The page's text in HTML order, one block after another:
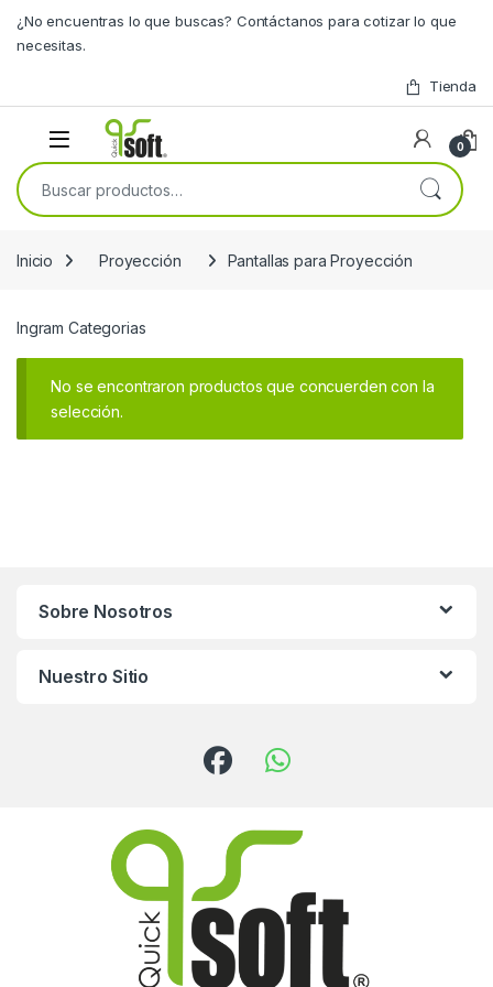
¿No encuentras lo que buscas? Contáctanos para cotizar lo que
necesitas.
Tienda
0
Buscar por:
Inicio Proyección Pantallas para Proyección
Ingram Categorias
No se encontraron productos que concuerden con la
selección.
Sobre Nosotros
Nuestro Sitio